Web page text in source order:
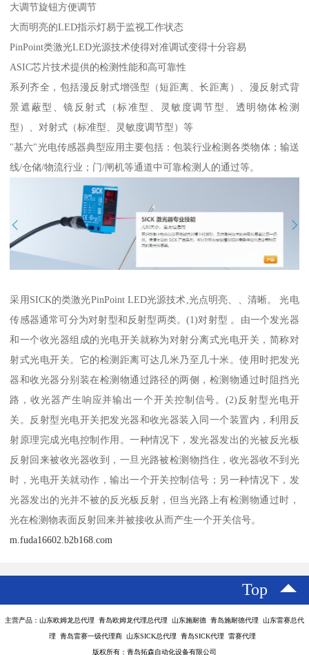
大调节旋钮方便调节
大而明亮的LED指示灯易于监视工作状态
PinPoint类激光LED光源技术使得对准调试变得十分容易
ASIC芯片技术提供的检测性能和高可靠性
系列齐全，包括漫反射式增强型（短距离、长距离）、漫反射式背
景遮蔽型、镜反射式（标准型、灵敏度调节型、透明物体检测
型）、对射式（标准型、灵敏度调节型）等
"基六"光电传感器典型应用主要包括：包装行业检测各类物体；输送
线/仓储/物流行业；门/闸机等通道中可靠检测人的通过等。
采用SICK的类激光PinPoint LED光源技术,光点明亮、、清晰。 光电
传感器通常可分为对射型和反射型两类。(1)对射型 。由一个发光器
和一个收光器组成的光电开关就称为对射分离式光电开关，简称对
射式光电开关。它的检测距离可达几米乃至几十米。使用时把发光
器和收光器分别装在检测物通过路径的两侧，检测物通过时阻挡光
路，收光器产生响应并输出一个开关控制信号。(2)反射型光电开
关。反射型光电开关把发光器和收光器装入同一个装置内，利用反
射原理完成光电控制作用。一种情况下，发光器发出的光被反光板
反射回来被收光器收到，一旦光路被检测物挡住，收光器收不到光
时，光电开关就动作，输出一个开关控制信号；另一种情况下，发
光器发出的光并不被的反光板反射，但当光路上有检测物通过时，
光在检测物表面反射回来并被接收从而产生一个开关信号。
m.fuda16602.b2b168.com
Top
主营产品：山东欧姆龙总代理 青岛欧姆龙代理总代理 山东施耐德 青岛施耐德代理 山东雷赛总代
理 青岛雷赛一级代理商 山东SICK总代理 青岛SICK代理 雷赛代理
版权所有：青岛拓森自动化设备有限公司